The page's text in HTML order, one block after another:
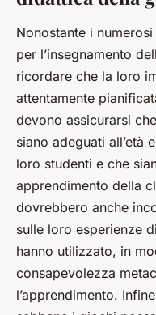
Nonostante i
per l’insegnamento
ricordare che la loro
attentamente
devono assicurarsi
siano adeguati all’età
loro studenti e che
apprendimento della
dovrebbero anche
sulle loro esperienze
hanno utilizzato, in
consapevolezza
l’apprendimento.